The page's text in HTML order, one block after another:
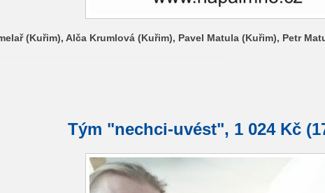
(Kuřim), Alča Krumlová (Kuřim), Pavel Matula (Kuřim), Petr
Tým "nechci-uvést", 1 024 Kč